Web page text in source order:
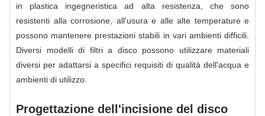
in plastica ingegneristica ad alta resistenza, che sono
resistenti alla corrosione, all'usura e alle alte temperature e
possono mantenere prestazioni stabili in vari ambienti difficili.
Diversi modelli di filtri a disco possono utilizzare materiali
diversi per adattarsi a specifici requisiti di qualità dell'acqua e
ambienti di utilizzo.
Progettazione dell'incisione del disco